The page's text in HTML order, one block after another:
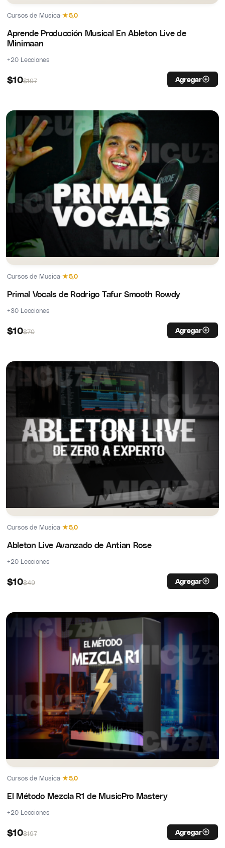
Cursos de Musica·★5,0
Aprende Producción Musical En Ableton Live de
Minimaan
+20 Lecciones
$10$197 Agregar
Cursos de Musica·★5,0
Primal Vocals de Rodrigo Tafur Smooth Rowdy
+30 Lecciones
$10$70 Agregar
Cursos de Musica·★5,0
Ableton Live Avanzado de Antian Rose
+20 Lecciones
$10$49 Agregar
Cursos de Musica·★5,0
El Método Mezcla R1 de MusicPro Mastery
+20 Lecciones
$10$197 Agregar